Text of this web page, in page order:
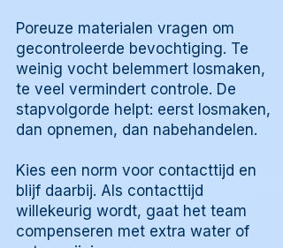
Poreuze materialen vragen om
gecontroleerde bevochtiging. Te
weinig vocht belemmert losmaken,
te veel vermindert controle. De
stapvolgorde helpt: eerst losmaken,
dan opnemen, dan nabehandelen.
Kies een norm voor contacttijd en
blijf daarbij. Als contacttijd
willekeurig wordt, gaat het team
compenseren met extra water of